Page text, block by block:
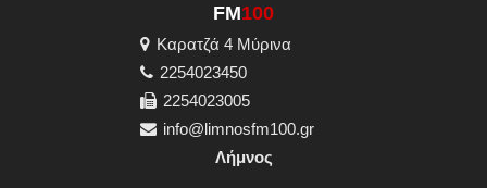
FM100
Καρατζά 4 Μύρινα
2254023450
2254023005
info@limnosfm100.gr
Λήμνος